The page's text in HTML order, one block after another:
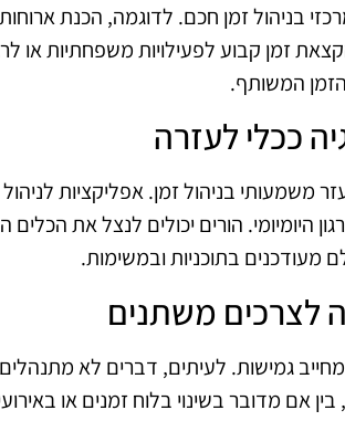
בניהול זמן חכם. לדוגמה, הכנת
זמן קבוע לפעילויות משפחתיות או
המשותף.
ככלי לעזרה
משמעותי בניהול זמן. אפליקציות
היומיומי. הורים יכולים לנצל את
מעודכנים בתוכניות ובמשימות.
לצרכים משתנים
מחייב גמישות. לעיתים, דברים לא
אם מדובר בשינוי בלוח זמנים או